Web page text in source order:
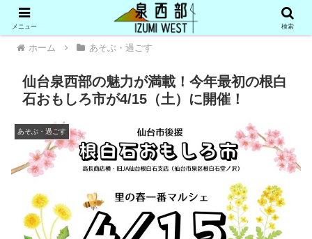
ホーム あそぶ・過ごす
仙台泉西部の魅力が満載！今年最初の根白
石おもしろ市が4/15（土）に開催！
あそぶ・過ごす
メニュー 検索